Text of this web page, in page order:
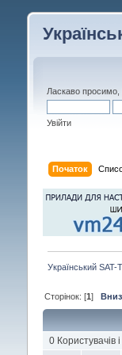
Ласкаво просимо,
Увійти
Початок
Український
Сторінок: [1] Вниз
0 Користувачів